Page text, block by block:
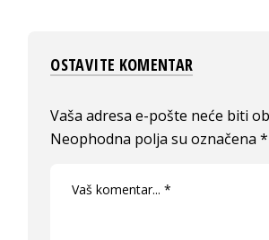
OSTAVITE KOMENTAR
Vaša adresa e-pošte neće biti
Neophodna polja su označena*